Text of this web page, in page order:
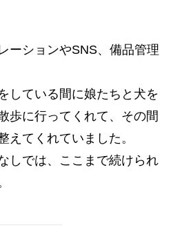
ーションやSNS、備品管理
している間に娘たちと犬を
歩に行ってくれて、その間
えてくれていました。
しでは、ここまで続けられ